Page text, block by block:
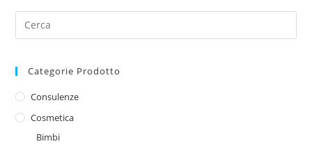
Categorie Prodotto
Consulenze
Cosmetica
Bimbi